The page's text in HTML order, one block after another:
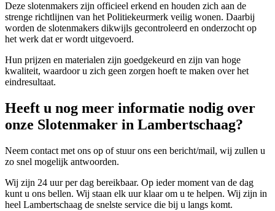
Deze slotenmakers zijn officieel erkend en houden zich aan de
strenge richtlijnen van het Politiekeurmerk veilig wonen. Daarbij
worden de slotenmakers dikwijls gecontroleerd en onderzocht op
het werk dat er wordt uitgevoerd.
Hun prijzen en materialen zijn goedgekeurd en zijn van hoge
kwaliteit, waardoor u zich geen zorgen hoeft te maken over het
eindresultaat.
Heeft u nog meer informatie nodig over
onze Slotenmaker in Lambertschaag?
Neem contact met ons op of stuur ons een bericht/mail, wij zullen u
zo snel mogelijk antwoorden.
Wij zijn 24 uur per dag bereikbaar. Op ieder moment van de dag
kunt u ons bellen. Wij staan elk uur klaar om u te helpen. Wij zijn in
heel Lambertschaag de snelste service die bij u langs komt.